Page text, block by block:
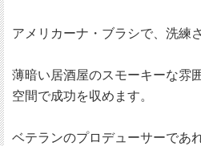
アメリカーナ・ブラシで、洗練
薄暗い居酒屋のスモーキーな雰
空間で成功を収めます。
ベテランのプロデューサーであ